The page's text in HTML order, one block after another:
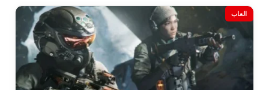
العاب